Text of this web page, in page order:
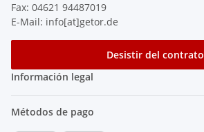
Fax: 04621 94487019
E-Mail: info[at]getor.de
Desistir del contrato
Información legal
Métodos de pago